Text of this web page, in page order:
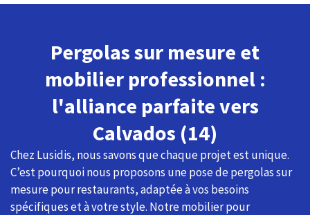
Pergolas sur mesure et
mobilier professionnel :
l'alliance parfaite vers
Calvados (14)
Chez Lusidis, nous savons que chaque projet est unique.
C’est pourquoi nous proposons une pose de pergolas sur
mesure pour restaurants, adaptée à vos besoins
spécifiques et à votre style. Notre mobilier pour